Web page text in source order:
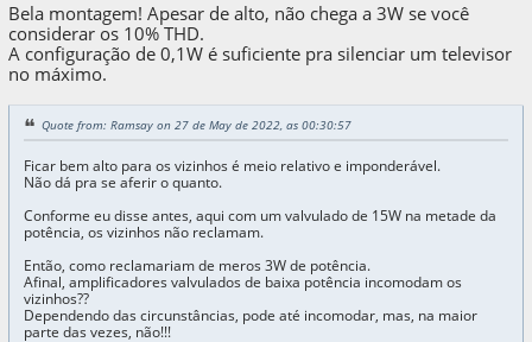
Bela montagem! Apesar de alto, não chega a 3W se você
considerar os 10% THD.
A configuração de 0,1W é suficiente pra silenciar um televisor
no máximo.
Quote from: Ramsay on 27 de May de 2022, as 00:30:57
Ficar bem alto para os vizinhos é meio relativo e imponderável.
Não dá pra se aferir o quanto.
Conforme eu disse antes, aqui com um valvulado de 15W na metade da
potência, os vizinhos não reclamam.
Então, como reclamariam de meros 3W de potência.
Afinal, amplificadores valvulados de baixa potência incomodam os
vizinhos??
Dependendo das circunstâncias, pode até incomodar, mas, na maior
parte das vezes, não!!!